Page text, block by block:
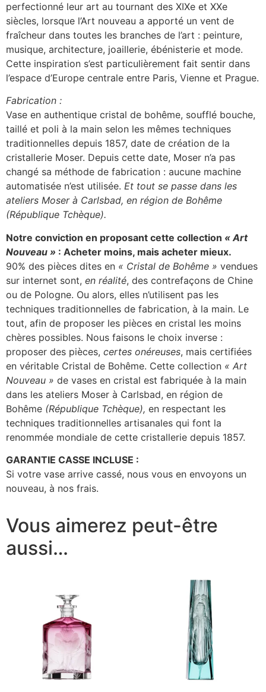
perfectionné leur art au tournant des XIXe et XXe
siècles, lorsque l’Art nouveau a apporté un vent de
fraîcheur dans toutes les branches de l’art : peinture,
musique, architecture, joaillerie, ébénisterie et mode.
Cette inspiration s’est particulièrement fait sentir dans
l’espace d’Europe centrale entre Paris, Vienne et Prague.
Fabrication :
Vase en authentique cristal de bohême, soufflé bouche,
taillé et poli à la main selon les mêmes techniques
traditionnelles depuis 1857, date de création de la
cristallerie Moser. Depuis cette date, Moser n’a pas
changé sa méthode de fabrication : aucune machine
automatisée n’est utilisée. Et tout se passe dans les
ateliers Moser à Carlsbad, en région de Bohême
(République Tchèque).
Notre conviction en proposant cette collection « Art
Nouveau » : Acheter moins, mais acheter mieux.
90% des pièces dites en « Cristal de Bohême » vendues
sur internet sont, en réalité, des contrefaçons de Chine
ou de Pologne. Ou alors, elles n’utilisent pas les
techniques traditionnelles de fabrication, à la main. Le
tout, afin de proposer les pièces en cristal les moins
chères possibles. Nous faisons le choix inverse :
proposer des pièces, certes onéreuses, mais certifiées
en véritable Cristal de Bohême. Cette collection « Art
Nouveau » de vases en cristal est fabriquée à la main
dans les ateliers Moser à Carlsbad, en région de
Bohême (République Tchèque), en respectant les
techniques traditionnelles artisanales qui font la
renommée mondiale de cette cristallerie depuis 1857.
GARANTIE CASSE INCLUSE :
Si votre vase arrive cassé, nous vous en envoyons un
nouveau, à nos frais.
Vous aimerez peut-être
aussi…